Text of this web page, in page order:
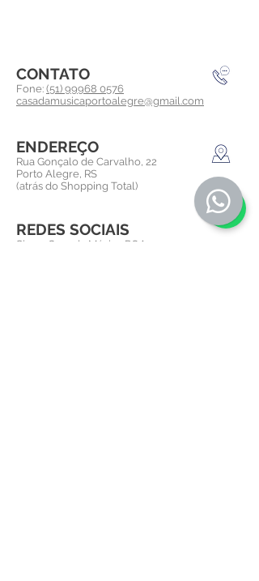
CONTATO
Fone: (51) 99968 0576
casadamusicaportoalegre@gmail.com
ENDEREÇO
Rua Gonçalo de Carvalho, 22
Porto Alegre, RS
(atrás do Shopping Total)
REDES SOCIAIS
Siga a Casa da Música POA